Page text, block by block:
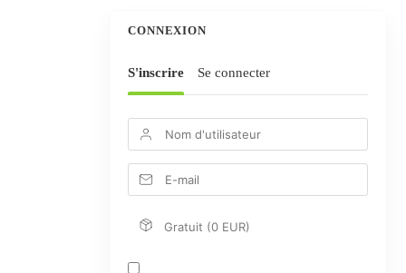
CONNEXION
S'inscrire Se connecter
Gratuit (0 EUR)